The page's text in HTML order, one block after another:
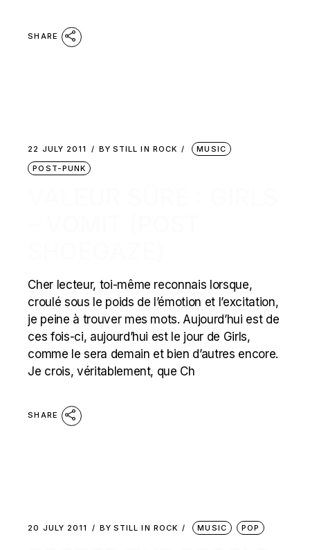
SHARE
22 JULY 2011 BY STILL IN ROCK
MUSIC
POST-PUNK
Cher lecteur, toi-même reconnais lorsque,
croulé sous le poids de l’émotion et l’excitation,
je peine à trouver mes mots. Aujourd’hui est de
ces fois-ci, aujourd’hui est le jour de Girls,
comme le sera demain et bien d’autres encore.
Je crois, véritablement, que Ch
SHARE
20 JULY 2011 BY STILL IN ROCK MUSIC POP